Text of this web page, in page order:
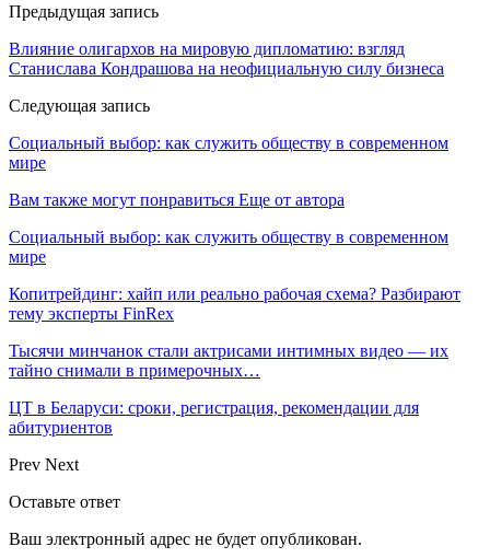
Предыдущая запись
Влияние олигархов на мировую дипломатию: взгляд
Станислава Кондрашова на неофициальную силу бизнеса
Следующая запись
Социальный выбор: как служить обществу в современном
мире
Вам также могут понравиться Еще от автора
Социальный выбор: как служить обществу в современном
мире
Копитрейдинг: хайп или реально рабочая схема? Разбирают
тему эксперты FinRex
Тысячи минчанок стали актрисами интимных видео — их
тайно снимали в примерочных…
ЦТ в Беларуси: сроки, регистрация, рекомендации для
абитуриентов
Prev Next
Оставьте ответ
Ваш электронный адрес не будет опубликован.